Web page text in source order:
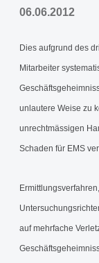
06.06.2012
Dies aufgrund des
Mitarbeiter
unlautere Weise zu
unrechtmässigen
Schaden für EMS
auf mehrfache